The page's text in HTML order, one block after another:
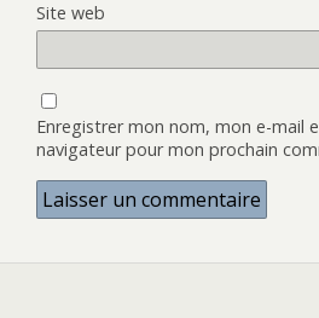
Site web
Enregistrer mon nom, mon e-mail
navigateur pour mon prochain